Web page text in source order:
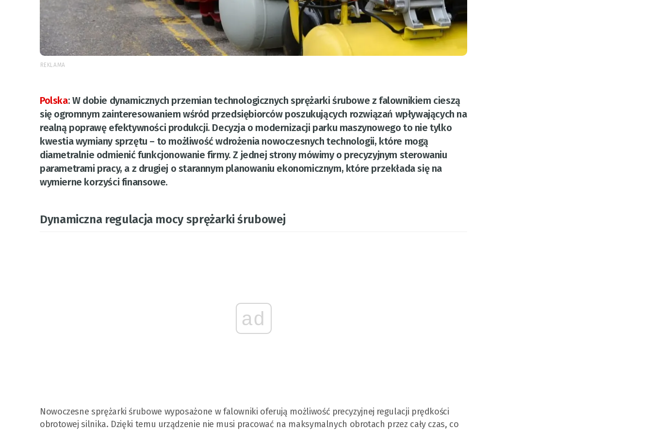
REKLAMA
Polska: W dobie dynamicznych przemian technologicznych sprężarki śrubowe z falownikiem cieszą
się ogromnym zainteresowaniem wśród przedsiębiorców poszukujących rozwiązań wpływających na
realną poprawę efektywności produkcji. Decyzja o modernizacji parku maszynowego to nie tylko
kwestia wymiany sprzętu – to możliwość wdrożenia nowoczesnych technologii, które mogą
diametralnie odmienić funkcjonowanie firmy. Z jednej strony mówimy o precyzyjnym sterowaniu
parametrami pracy, a z drugiej o starannym planowaniu ekonomicznym, które przekłada się na
wymierne korzyści finansowe.
Dynamiczna regulacja mocy sprężarki śrubowej
ad
Nowoczesne sprężarki śrubowe wyposażone w falowniki oferują możliwość precyzyjnej regulacji prędkości
obrotowej silnika. Dzięki temu urządzenie nie musi pracować na maksymalnych obrotach przez cały czas, co